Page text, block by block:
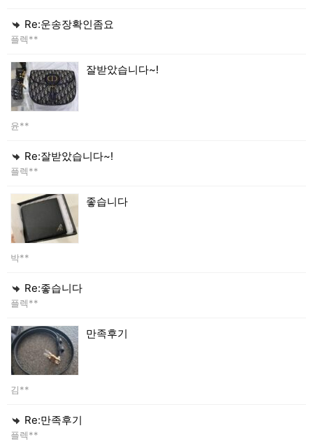
Re:운송장확인좀요
플렉**
잘받았습니다~!
윤**
Re:잘받았습니다~!
플렉**
좋습니다
박**
Re:좋습니다
플렉**
만족후기
김**
Re:만족후기
플렉**